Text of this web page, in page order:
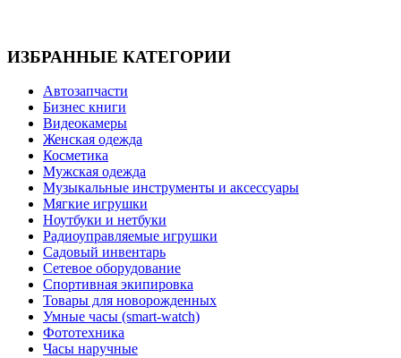
ИЗБРАННЫЕ КАТЕГОРИИ
Автозапчасти
Бизнес книги
Видеокамеры
Женская одежда
Косметика
Мужская одежда
Музыкальные инструменты и аксессуары
Мягкие игрушки
Ноутбуки и нетбуки
Радиоуправляемые игрушки
Садовый инвентарь
Сетевое оборудование
Спортивная экипировка
Товары для новорожденных
Умные часы (smart-watch)
Фототехника
Часы наручные